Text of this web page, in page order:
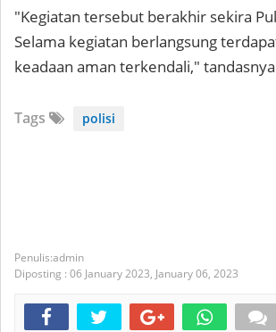
"Kegiatan tersebut berakhir sekira
Selama kegiatan berlangsung
keadaan aman terkendali,"
Tags polisi
admin
Diposting : 06 January 2023, January 06, 2023